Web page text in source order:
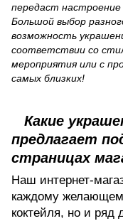
передаст
Большой выбор
возможность
соответствии со
мероприятия или с
самых близких!
Какие
предлагает
страницах
Наш интернет-
каждому
коктейля, но и ряд